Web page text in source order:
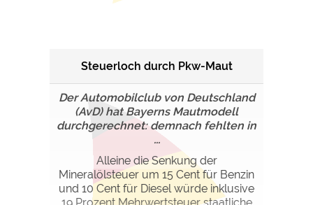
Steuerloch durch Pkw-Maut
Der Automobilclub von Deutschland
(AvD) hat Bayerns Mautmodell
durchgerechnet: demnach fehlten in
...
Alleine die Senkung der
Mineralölsteuer um 15 Cent für Benzin
und 10 Cent für Diesel würde inklusive